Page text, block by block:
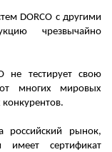
DORCO c другими
чрезвычайно
не тестирует свою
многих мировых
российский рынок,
имеет сертификат